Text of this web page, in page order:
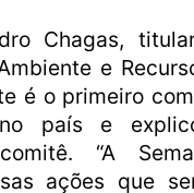
Chagas,
e
é o primeiro
país e
“A
ações que